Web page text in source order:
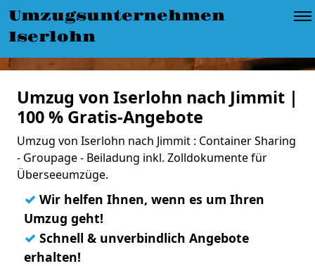
Umzugsunternehmen
Iserlohn
Umzug von Iserlohn nach Jimmit |
100 % Gratis-Angebote
Umzug von Iserlohn nach Jimmit : Container Sharing
- Groupage - Beiladung inkl. Zolldokumente für
Überseeumzüge.
✓ Wir helfen Ihnen, wenn es um Ihren
Umzug geht!
✓ Schnell & unverbindlich Angebote
erhalten!